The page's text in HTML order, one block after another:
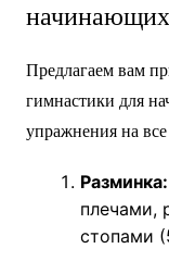
Предлагаем вам
гимнастики для
упражнения на
Разминка:
плечами,
стопами